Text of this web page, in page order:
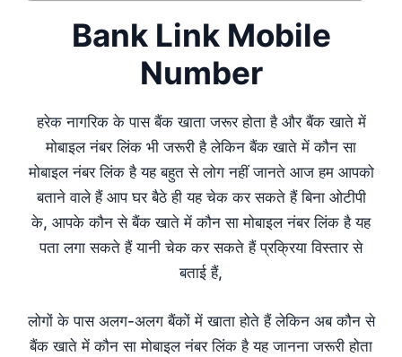
Bank Link Mobile
Number
हरेक नागरिक के पास बैंक खाता जरूर होता है और बैंक खाते में
मोबाइल नंबर लिंक भी जरूरी है लेकिन बैंक खाते में कौन सा
मोबाइल नंबर लिंक है यह बहुत से लोग नहीं जानते आज हम आपको
बताने वाले हैं आप घर बैठे ही यह चेक कर सकते हैं बिना ओटीपी
के, आपके कौन से बैंक खाते में कौन सा मोबाइल नंबर लिंक है यह
पता लगा सकते हैं यानी चेक कर सकते हैं प्रक्रिया विस्तार से
बताई हैं,
लोगों के पास अलग-अलग बैंकों में खाता होते हैं लेकिन अब कौन से
बैंक खाते में कौन सा मोबाइल नंबर लिंक है यह जानना जरूरी होता